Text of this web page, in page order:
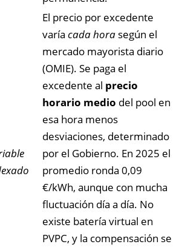
El precio por excedente
varía cada hora según el
mercado mayorista diario
(OMIE). Se paga el
excedente al precio
horario medio del pool en
esa hora menos
desviaciones, determinado
por el Gobierno. En 2025 el
promedio ronda 0,09
€/kWh, aunque con mucha
fluctuación día a día. No
existe batería virtual en
PVPC, y la compensación se